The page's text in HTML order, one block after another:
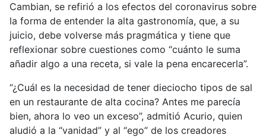
Cambian, se refirió a los efectos del coronavirus sobre
la forma de entender la alta gastronomía, que, a su
juicio, debe volverse más pragmática y tiene que
reflexionar sobre cuestiones como “cuánto le suma
añadir algo a una receta, si vale la pena encarecerla”.
“¿Cuál es la necesidad de tener dieciocho tipos de sal
en un restaurante de alta cocina? Antes me parecía
bien, ahora lo veo un exceso”, admitió Acurio, quien
aludió a la “vanidad” y al “ego” de los creadores